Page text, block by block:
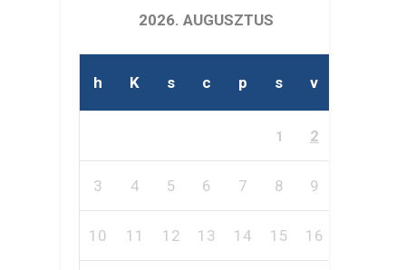
2026. AUGUSZTUS
h K s c p s v
1 2
3 4 5 6 7 8 9
10 11 12 13 14 15 16